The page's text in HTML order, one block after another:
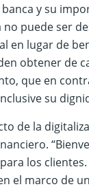
y su
no puede ser
en lugar de
obtener de
que en
su
de la
los
el marco de